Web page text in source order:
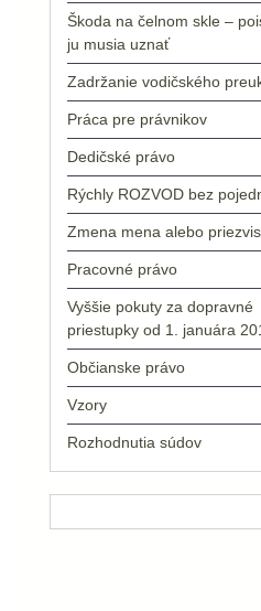
Škoda na čelnom skle –
ju musia uznať
Zadržanie vodičského
Práca pre právnikov
Dedičské právo
Rýchly ROZVOD bez
Zmena mena alebo
Pracovné právo
Vyššie pokuty za dopravné
priestupky od 1. januára
Občianske právo
Vzory
Rozhodnutia súdov